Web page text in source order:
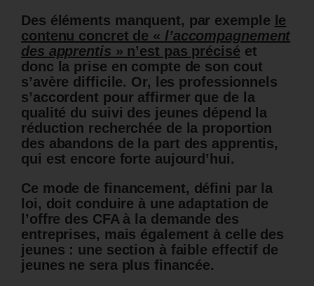
Des éléments manquent, par exemple le
contenu concret de « l’accompagnement
des apprentis » n’est pas précisé et
donc la prise en compte de son cout
s’avère difficile. Or, les professionnels
s’accordent pour affirmer que de la
qualité du suivi des jeunes dépend la
réduction recherchée de la proportion
des abandons de la part des apprentis,
qui est encore forte aujourd’hui.
Ce mode de financement, défini par la
loi, doit conduire à une adaptation de
l’offre des CFA à la demande des
entreprises, mais également à celle des
jeunes : une section à faible effectif de
jeunes ne sera plus financée.